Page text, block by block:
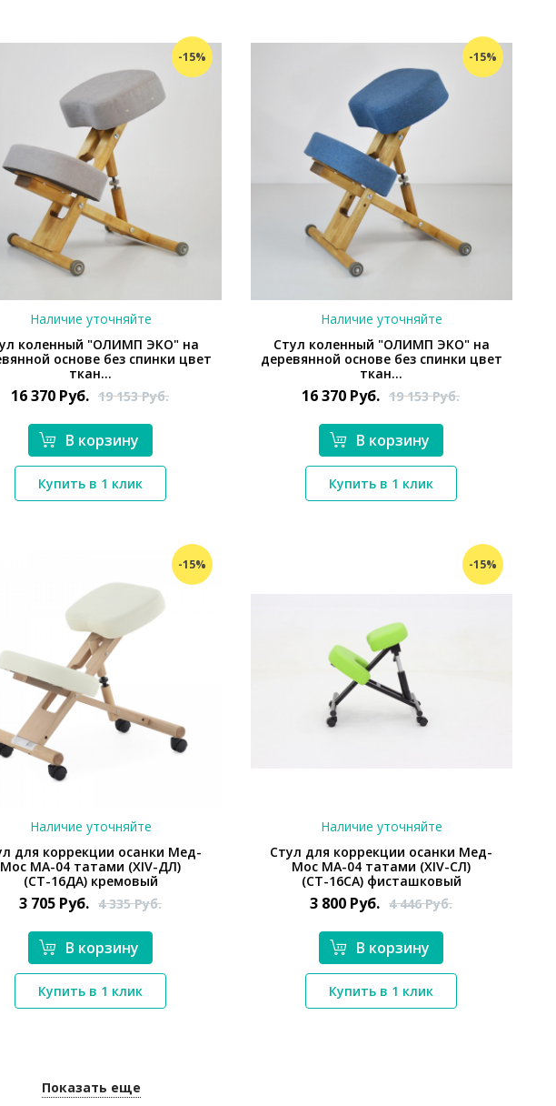
-15%
*}
Наличие уточняйте
коленный "ОЛИМП ЭКО" на
основе без спинки цвет
ткан...
16 370 Руб. 19 153Руб.
В корзину
Купить в 1 клик
-15%
*}
Наличие уточняйте
Стул коленный "ОЛИМП ЭКО" на
деревянной основе без спинки цвет
ткан...
16 370 Руб. 19 153Руб.
В корзину
Купить в 1 клик
-15%
*}
Наличие уточняйте
для коррекции осанки Мед-
Мос МА-04 татами (ХIV-ДЛ)
(СТ-16ДА) кремовый
3 705 Руб. 4 335Руб.
В корзину
Купить в 1 клик
-15%
*}
Наличие уточняйте
Стул для коррекции осанки Мед-
Мос МА-04 татами (ХIV-СЛ)
(СТ-16СА) фисташковый
3 800 Руб. 4 446Руб.
В корзину
Купить в 1 клик
Показать еще